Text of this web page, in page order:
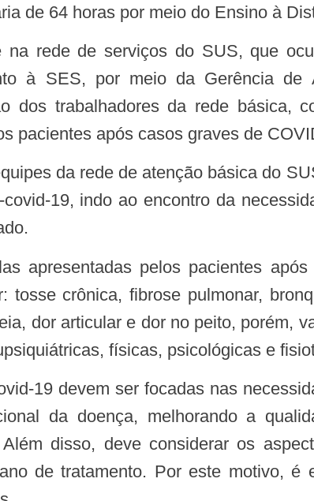
de 64 horas por meio do Ensino à
à SES, por meio da Gerência de
dos trabalhadores da rede básica,
pacientes após casos graves de
19, indo ao encontro da
tosse crônica, fibrose pulmonar,
dor articular e dor no peito, porém,
físicas, psicológicas e
da doença, melhorando a
disso, deve considerar os
de tratamento. Por este motivo, é